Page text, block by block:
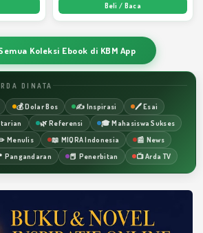
Beli / Baca
Koleksi Ebook di KBM App
DINATA
💰 Dolar Bos ✍️ Inspirasi
🖊️ Esai
🌿 Referensi
🎓 Mahasiswa Sukses
Menulis 📖 MIQRA Indonesia
📰 News
Pangandaran 📕 Penerbitan 📺 Arda TV